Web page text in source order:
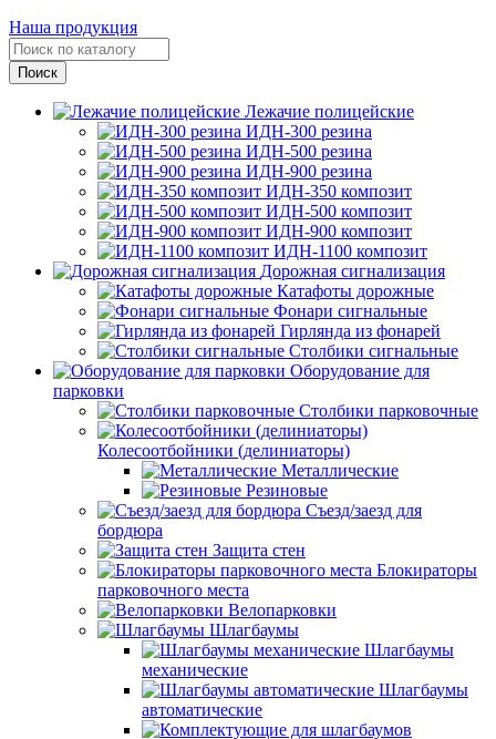
Наша продукция
Лежачие полицейские
ИДН-300 резина
ИДН-500 резина
ИДН-900 резина
ИДН-350 композит
ИДН-500 композит
ИДН-900 композит
ИДН-1100 композит
Дорожная сигнализация
Катафоты дорожные
Фонари сигнальные
Гирлянда из фонарей
Столбики сигнальные
Оборудование для
парковки
Столбики парковочные
Колесоотбойники (делиниаторы)
Металлические
Резиновые
Съезд/заезд для
бордюра
Защита стен
Блокираторы
парковочного места
Велопарковки
Шлагбаумы
Шлагбаумы
механические
Шлагбаумы
автоматические